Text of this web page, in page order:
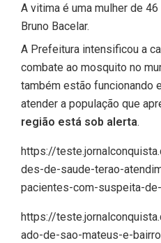
A vitima é uma mulher de
Bruno Bacelar.
A Prefeitura intensificou a
combate ao mosquito no
também estão funcionando
atender a população que
região está sob alerta.
https://
des-de-saude-terao-
pacientes-com-suspeita-
https://
ado-de-sao-mateus-e-